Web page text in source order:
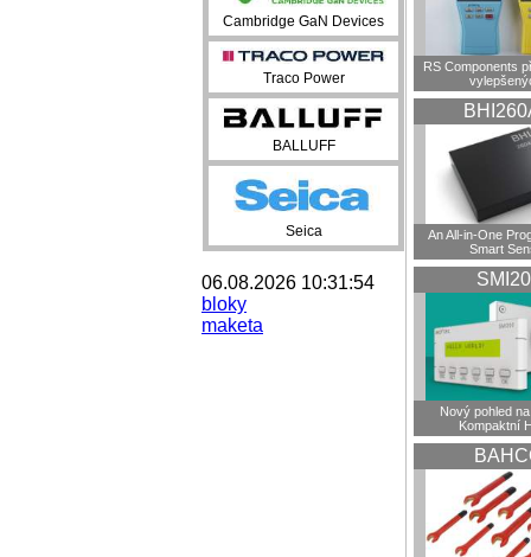
Cambridge GaN Devices
Traco Power
BALLUFF
Seica
06.08.2026 10:31:54
bloky
maketa
RS Components
An All-in-One
Smart
Nový pohled
Kompaktní